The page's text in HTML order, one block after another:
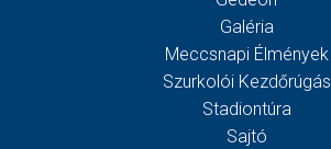
Galéria
Meccsnapi Élmények
Szurkolói Kezdőrúgás
Stadiontúra
Sajtó